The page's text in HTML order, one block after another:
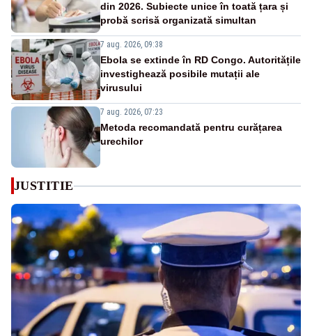
din 2026. Subiecte unice în toată țara și
probă scrisă organizată simultan
7 aug. 2026, 09:38
Ebola se extinde în RD Congo. Autoritățile
investighează posibile mutații ale
virusului
7 aug. 2026, 07:23
Metoda recomandată pentru curățarea
urechilor
JUSTITIE